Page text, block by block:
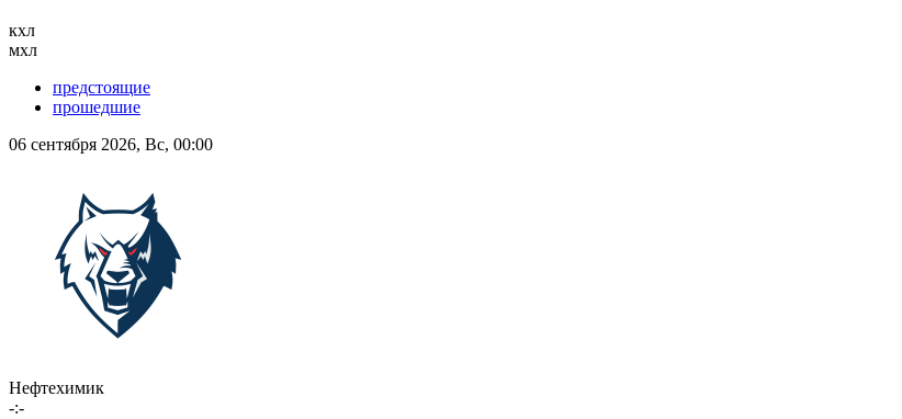
кхл
мхл
предстоящие
прошедшие
06 сентября 2026, Вс, 00:00
Нефтехимик
-:-